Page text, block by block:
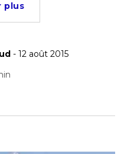
plus
- 12 août 2015